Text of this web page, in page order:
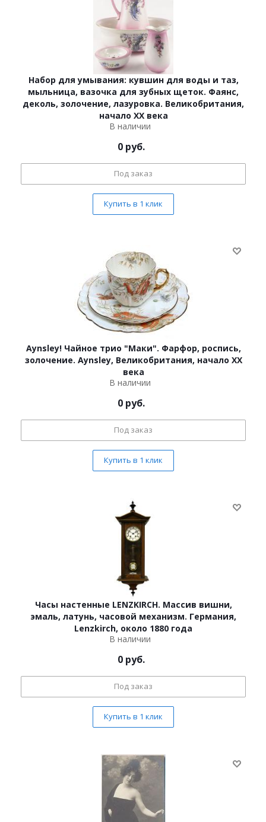
Набор для умывания: кувшин для воды и таз,
мыльница, вазочка для зубных щеток. Фаянс,
деколь, золочение, лазуровка. Великобритания,
начало ХХ века
В наличии
0 руб.
Под заказ
Купить в 1 клик
Aynsley! Чайное трио "Маки". Фарфор, роспись,
золочение. Aynsley, Великобритания, начало ХХ
века
В наличии
0 руб.
Под заказ
Купить в 1 клик
Часы настенные LENZKIRCH. Массив вишни,
эмаль, латунь, часовой механизм. Германия,
Lenzkirch, около 1880 года
В наличии
0 руб.
Под заказ
Купить в 1 клик